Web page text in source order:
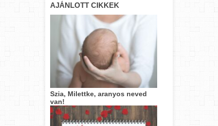
AJÁNLOTT CIKKEK
Szia, Milettke, aranyos neved
van!